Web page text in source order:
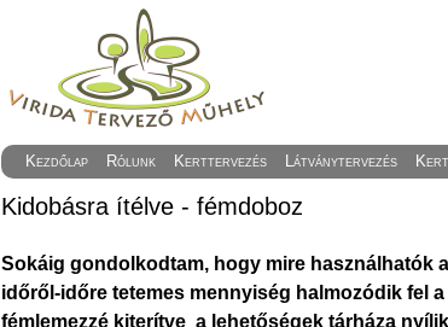
Kezdőlap Rólunk Kerttervezés Látványtervezés
Kidobásra ítélve - fémdoboz
Sokáig gondolkodtam, hogy mire használhatók
időről-időre tetemes mennyiség halmozódik fel
fémlemezzé kiterítve a lehetőségek tárháza